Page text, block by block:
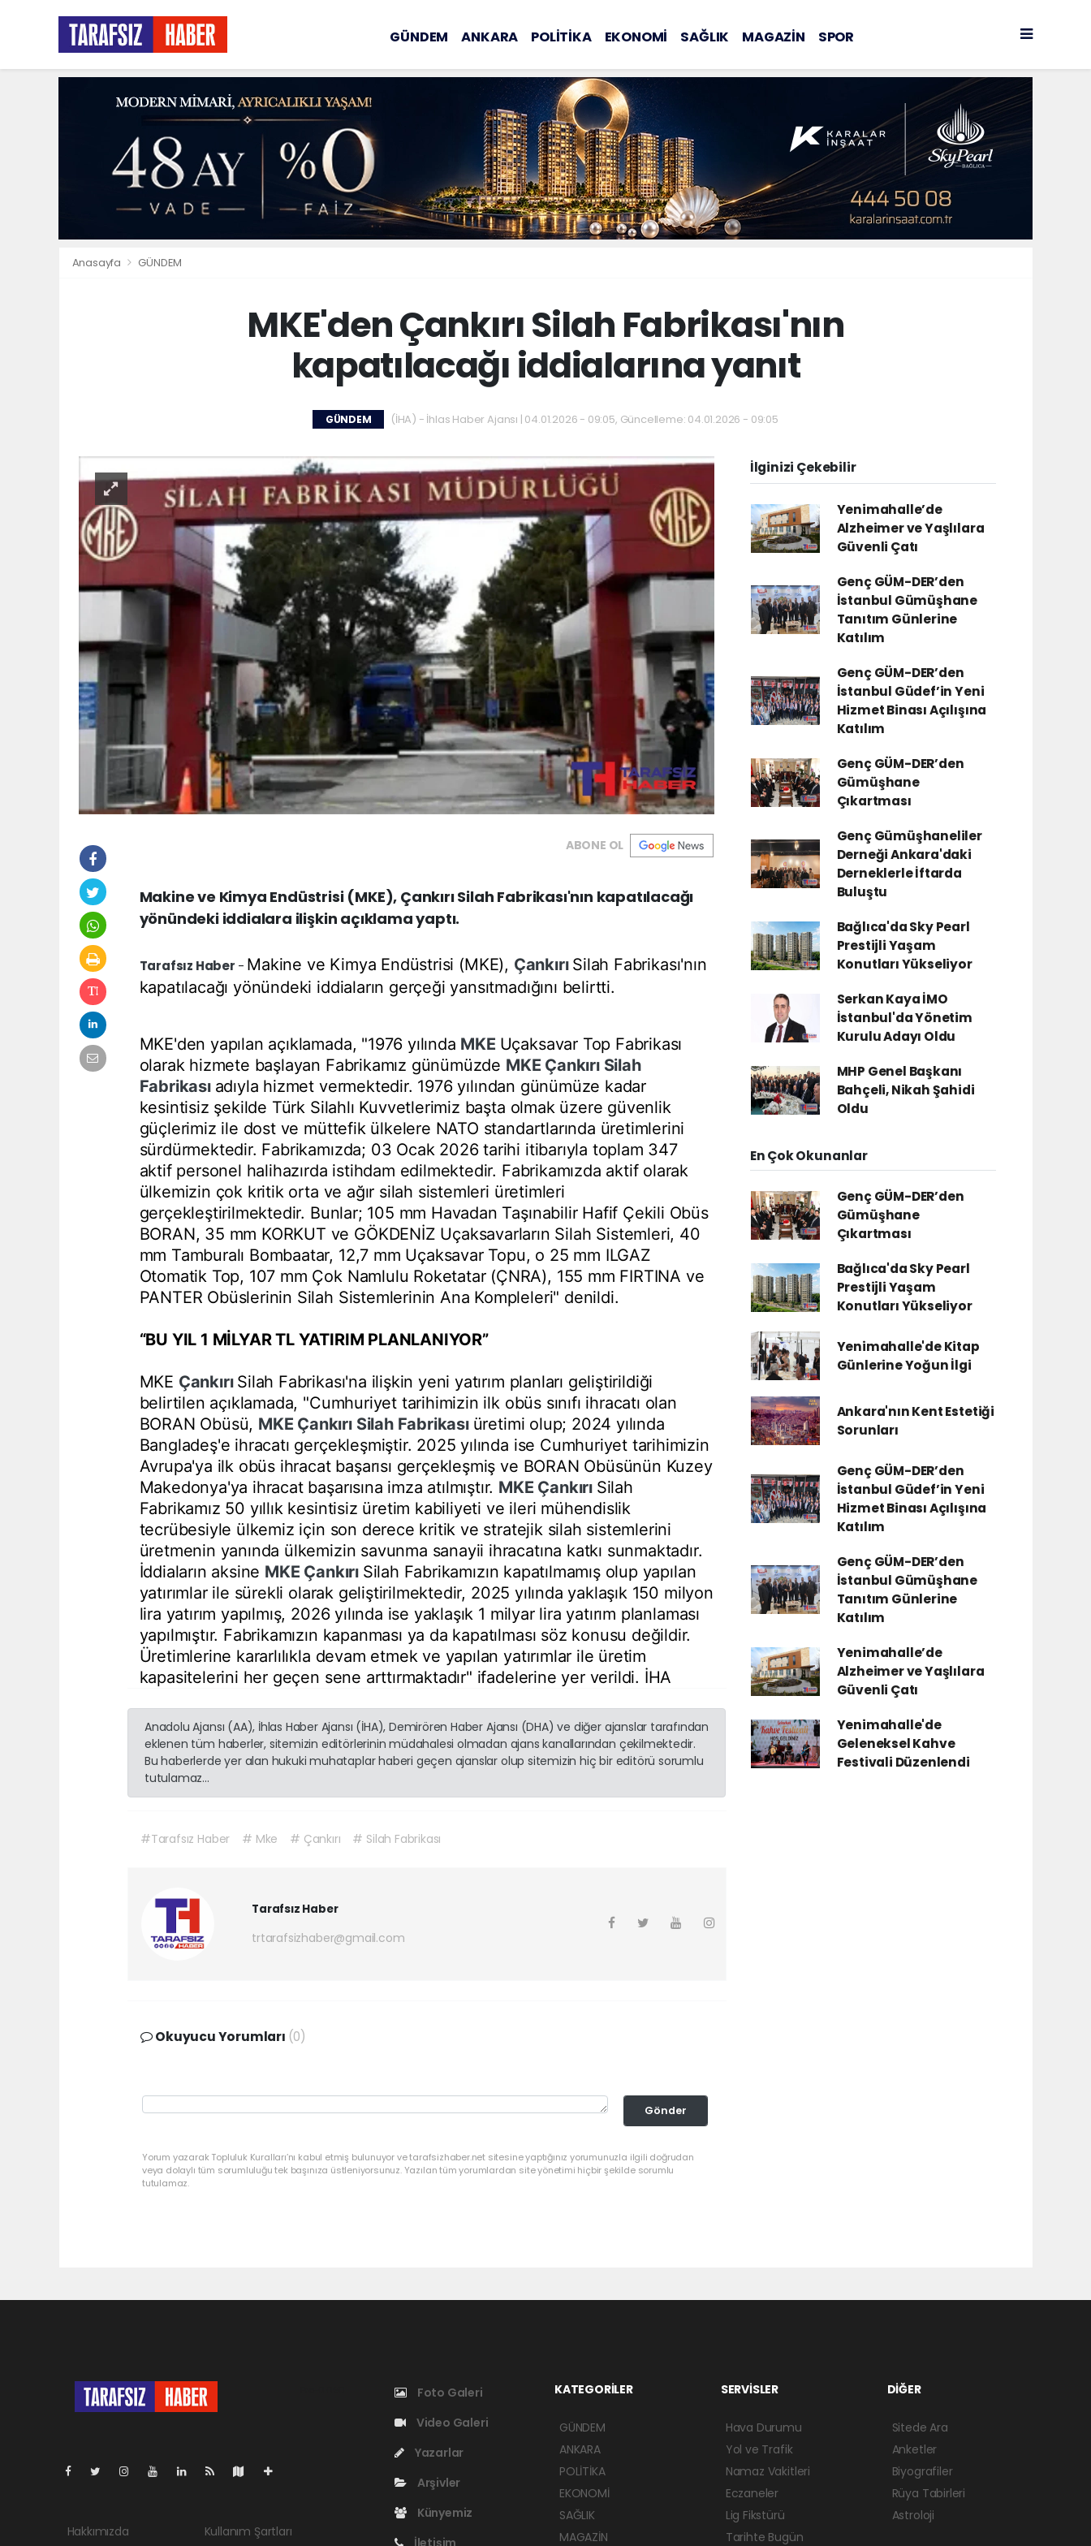
GÜNDEM ANKARA POLİTİKA EKONOMİ SAĞLIK MAGAZİN SPOR
Anasayfa GÜNDEM
MKE'den Çankırı Silah Fabrikası'nın
kapatılacağı iddialarına yanıt
GÜNDEM (İHA) - İhlas Haber Ajansı | 04.01.2026 - 09:05, Güncelleme: 04.01.2026 - 09:05
ABONE OL
Makine ve Kimya Endüstrisi (MKE), Çankırı Silah Fabrikası'nın kapatılacağı
yönündeki iddialara ilişkin açıklama yaptı.
Tarafsız Haber - Makine ve Kimya Endüstrisi (MKE), Çankırı Silah Fabrikası'nın
kapatılacağı yönündeki iddiaların gerçeği yansıtmadığını belirtti.
MKE'den yapılan açıklamada, "1976 yılında MKE Uçaksavar Top Fabrikası
olarak hizmete başlayan Fabrikamız günümüzde MKE Çankırı Silah
Fabrikası adıyla hizmet vermektedir. 1976 yılından günümüze kadar
kesintisiz şekilde Türk Silahlı Kuvvetlerimiz başta olmak üzere güvenlik
güçlerimiz ile dost ve müttefik ülkelere NATO standartlarında üretimlerini
sürdürmektedir. Fabrikamızda; 03 Ocak 2026 tarihi itibarıyla toplam 347
aktif personel halihazırda istihdam edilmektedir. Fabrikamızda aktif olarak
ülkemizin çok kritik orta ve ağır silah sistemleri üretimleri
gerçekleştirilmektedir. Bunlar; 105 mm Havadan Taşınabilir Hafif Çekili Obüs
BORAN, 35 mm KORKUT ve GÖKDENİZ Uçaksavarların Silah Sistemleri, 40
mm Tamburalı Bombaatar, 12,7 mm Uçaksavar Topu, o 25 mm ILGAZ
Otomatik Top, 107 mm Çok Namlulu Roketatar (ÇNRA), 155 mm FIRTINA ve
PANTER Obüslerinin Silah Sistemlerinin Ana Kompleleri" denildi.
“BU YIL 1 MİLYAR TL YATIRIM PLANLANIYOR”
MKE Çankırı Silah Fabrikası'na ilişkin yeni yatırım planları geliştirildiği
belirtilen açıklamada, "Cumhuriyet tarihimizin ilk obüs sınıfı ihracatı olan
BORAN Obüsü, MKE Çankırı Silah Fabrikası üretimi olup; 2024 yılında
Bangladeş'e ihracatı gerçekleşmiştir. 2025 yılında ise Cumhuriyet tarihimizin
Avrupa'ya ilk obüs ihracat başarısı gerçekleşmiş ve BORAN Obüsünün Kuzey
Makedonya'ya ihracat başarısına imza atılmıştır. MKE Çankırı Silah
Fabrikamız 50 yıllık kesintisiz üretim kabiliyeti ve ileri mühendislik
tecrübesiyle ülkemiz için son derece kritik ve stratejik silah sistemlerini
üretmenin yanında ülkemizin savunma sanayii ihracatına katkı sunmaktadır.
İddiaların aksine MKE Çankırı Silah Fabrikamızın kapatılmamış olup yapılan
yatırımlar ile sürekli olarak geliştirilmektedir, 2025 yılında yaklaşık 150 milyon
lira yatırım yapılmış, 2026 yılında ise yaklaşık 1 milyar lira yatırım planlaması
yapılmıştır. Fabrikamızın kapanması ya da kapatılması söz konusu değildir.
Üretimlerine kararlılıkla devam etmek ve yapılan yatırımlar ile üretim
kapasitelerini her geçen sene arttırmaktadır" ifadelerine yer verildi. İHA
Anadolu Ajansı (AA), İhlas Haber Ajansı (İHA), Demirören Haber Ajansı (DHA) ve diğer ajanslar tarafından
eklenen tüm haberler, sitemizin editörlerinin müdahalesi olmadan ajans kanallarından çekilmektedir.
Bu haberlerde yer alan hukuki muhataplar haberi geçen ajanslar olup sitemizin hiç bir editörü sorumlu
tutulamaz...
#Tarafsız Haber # Mke # Çankırı # Silah Fabrikası
Tarafsız Haber
trtarafsizhaber@gmail.com
Okuyucu Yorumları (0)
Gönder
Yorum yazarak Topluluk Kuralları’nı kabul etmiş bulunuyor ve tarafsizhaber.net sitesine yaptığınız yorumunuzla ilgili doğrudan
veya dolaylı tüm sorumluluğu tek başınıza üstleniyorsunuz. Yazılan tüm yorumlardan site yönetimi hiçbir şekilde sorumlu
tutulamaz.
İlginizi Çekebilir
Yenimahalle’de
Alzheimer ve Yaşlılara
Güvenli Çatı
Genç GÜM-DER’den
İstanbul Gümüşhane
Tanıtım Günlerine
Katılım
Genç GÜM-DER’den
İstanbul Güdef’in Yeni
Hizmet Binası Açılışına
Katılım
Genç GÜM-DER’den
Gümüşhane
Çıkartması
Genç Gümüşhaneliler
Derneği Ankara'daki
Derneklerle İftarda
Buluştu
Bağlıca'da Sky Pearl
Prestijli Yaşam
Konutları Yükseliyor
Serkan Kaya İMO
İstanbul'da Yönetim
Kurulu Adayı Oldu
MHP Genel Başkanı
Bahçeli, Nikah Şahidi
Oldu
En Çok Okunanlar
Genç GÜM-DER’den
Gümüşhane
Çıkartması
Bağlıca'da Sky Pearl
Prestijli Yaşam
Konutları Yükseliyor
Yenimahalle'de Kitap
Günlerine Yoğun İlgi
Ankara'nın Kent Estetiği
Sorunları
Genç GÜM-DER’den
İstanbul Güdef’in Yeni
Hizmet Binası Açılışına
Katılım
Genç GÜM-DER’den
İstanbul Gümüşhane
Tanıtım Günlerine
Katılım
Yenimahalle’de
Alzheimer ve Yaşlılara
Güvenli Çatı
Yenimahalle'de
Geleneksel Kahve
Festivali Düzenlendi
Hakkımızda
Kullanım Şartları
Foto Galeri
Video Galeri
Yazarlar
Arşivler
Künyemiz
İletişim
KATEGORİLER
GÜNDEM
ANKARA
POLİTİKA
EKONOMİ
SAĞLIK
MAGAZİN
SERVİSLER
Hava Durumu
Yol ve Trafik
Namaz Vakitleri
Eczaneler
Lig Fikstürü
Tarihte Bugün
DİĞER
Sitede Ara
Anketler
Biyografiler
Rüya Tabirleri
Astroloji